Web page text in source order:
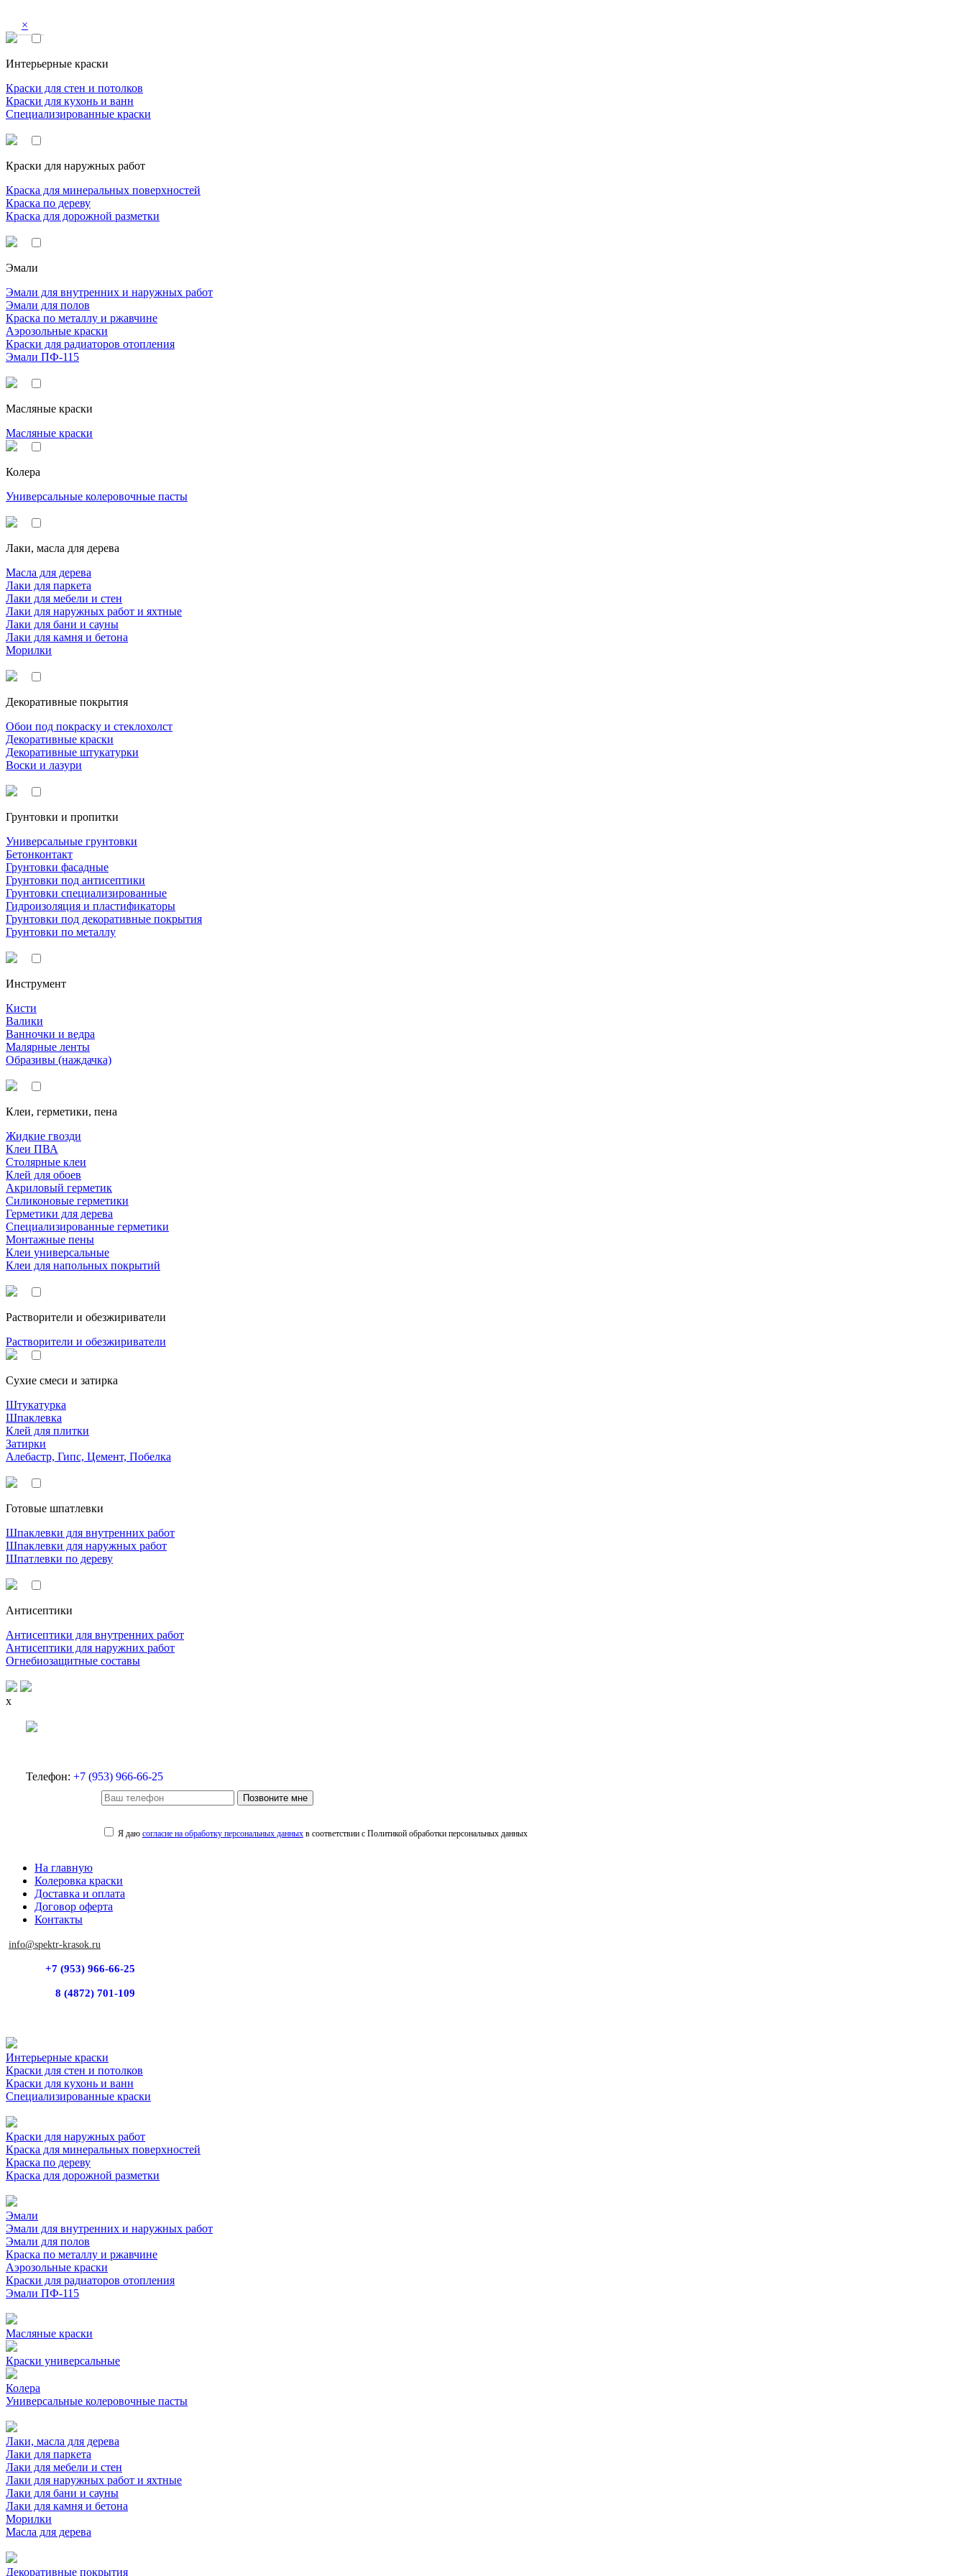
×
Интерьерные краски
Краски для стен и потолков
Краски для кухонь и ванн
Специализированные краски
Краски для наружных работ
Краска для минеральных поверхностей
Краска по дереву
Краска для дорожной разметки
Эмали
Эмали для внутренних и наружных работ
Эмали для полов
Краска по металлу и ржавчине
Аэрозольные краски
Краски для радиаторов отопления
Эмали ПФ-115
Масляные краски
Масляные краски
Колера
Универсальные колеровочные пасты
Лаки, масла для дерева
Масла для дерева
Лаки для паркета
Лаки для мебели и стен
Лаки для наружных работ и яхтные
Лаки для бани и сауны
Лаки для камня и бетона
Морилки
Декоративные покрытия
Обои под покраску и стеклохолст
Декоративные краски
Декоративные штукатурки
Воски и лазури
Грунтовки и пропитки
Универсальные грунтовки
Бетонконтакт
Грунтовки фасадные
Грунтовки под антисептики
Грунтовки специализированные
Гидроизоляция и пластификаторы
Грунтовки под декоративные покрытия
Грунтовки по металлу
Инструмент
Кисти
Валики
Ванночки и ведра
Малярные ленты
Образивы (наждачка)
Клеи, герметики, пена
Жидкие гвозди
Клеи ПВА
Столярные клеи
Клей для обоев
Акриловый герметик
Силиконовые герметики
Герметики для дерева
Специализированные герметики
Монтажные пены
Клеи универсальные
Клеи для напольных покрытий
Растворители и обезжириватели
Растворители и обезжириватели
Сухие смеси и затирка
Штукатурка
Шпаклевка
Клей для плитки
Затирки
Алебастр, Гипс, Цемент, Побелка
Готовые шпатлевки
Шпаклевки для внутренних работ
Шпаклевки для наружных работ
Шпатлевки по дереву
Антисептики
Антисептики для внутренних работ
Антисептики для наружних работ
Огнебиозащитные составы
x
Телефон: +7 (953) 966-66-25
Позвоните мне
Я даю согласие на обработку персональных данныхв соответствии с Политикой обработки персональных данных
На главную
Колеровка краски
Доставка и оплата
Договор оферта
Контакты
info@spektr-krasok.ru
+7 (953) 966-66-25
8 (4872) 701-109
Интерьерные краски
Краски для стен и потолков
Краски для кухонь и ванн
Специализированные краски
Краски для наружных работ
Краска для минеральных поверхностей
Краска по дереву
Краска для дорожной разметки
Эмали
Эмали для внутренних и наружных работ
Эмали для полов
Краска по металлу и ржавчине
Аэрозольные краски
Краски для радиаторов отопления
Эмали ПФ-115
Масляные краски
Краски универсальные
Колера
Универсальные колеровочные пасты
Лаки, масла для дерева
Лаки для паркета
Лаки для мебели и стен
Лаки для наружных работ и яхтные
Лаки для бани и сауны
Лаки для камня и бетона
Морилки
Масла для дерева
Декоративные покрытия